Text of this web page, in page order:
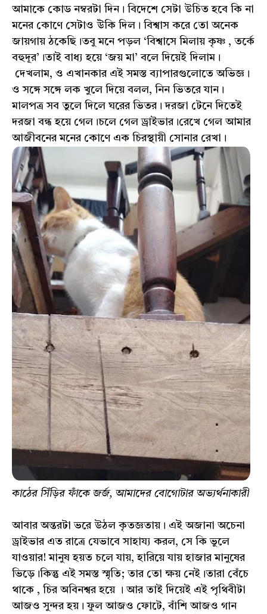
আমাকে কোড নম্বরটা দিন। বিদেশে সেটা উচিত হবে কি না
মনের কোণে সেটাও উঁকি দিল। বিশ্বাস করে তো অনেক
জায়গায় ঠকেছি।তবু মনে পড়ল ‘বিশ্বাসে মিলায় কৃষ্ণ , তর্কে
বহুদূর’।তাই বাধ্য হয়ে ‘জয় মা’ বলে দিয়েই দিলাম।
দেখলাম, ও এখানকার এই সমস্ত ব্যাপারগুলোতে অভিজ্ঞ।
ও সঙ্গে সঙ্গে লক খুলে দিয়ে বলল, নিন ভিতরে যান।
মালপত্র সব তুলে দিলে ঘরের ভিতর। দরজা টেনে দিতেই
দরজা বন্ধ হয়ে গেল।চলে গেল ড্রাইভার।রেখে গেল আমার
আজীবনের মনের কোণে এক চিরস্থায়ী সোনার রেখা।
কাঠের সিঁড়ির ফাঁকে জর্জ, আমাদের বোগোটার অভ্যর্থনাকারী
আবার অন্তরটা ভরে উঠল কৃতজ্ঞতায়। এই অজানা অচেনা
ড্রাইভার এত রাত্রে যেভাবে সাহায্য করল, সে কি ভুলে
যাওয়ার! মানুষ হয়ত চলে যায়, হারিয়ে যায় হাজার মানুষের
ভিড়ে।কিন্তু এই সমস্ত স্মৃতি; তার তো ক্ষয় নেই।তারা বেঁচে
থাকে , চির অবিনশ্বর হয়ে । আর তাই দিয়েই এই পৃথিবীটা
আজও সুন্দর হয়। ফুল আজও ফোটে, বাঁশি আজও গান